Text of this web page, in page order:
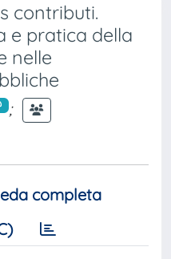
contributi.
e pratica della
nelle
;
completa